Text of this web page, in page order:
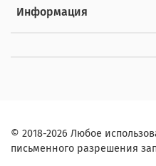
Информация
© 2018-2026 Любое
письменного разрешения